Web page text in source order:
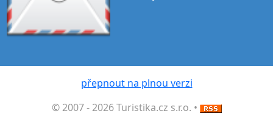
přepnout na plnou verzi
© 2007 - 2026 Turistika.cz s.r.o. •